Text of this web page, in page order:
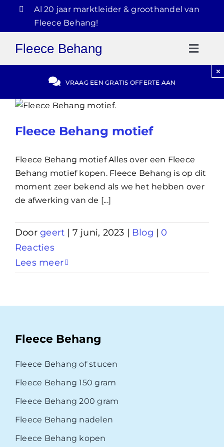
inhoud
Al 20 jaar marktleider & groothandel van
Fleece Behang!
Fleece Behang
Gratis Offerte
Blog
030-2072303
VRAAG EEN GRATIS OFFERTE AAN
×
Fleece Behang motief
Fleece Behang motief Alles over een Fleece
Behang motief kopen. Fleece Behang is op dit
moment zeer bekend als we het hebben over
de afwerking van de [...]
Doorgeert | 7 juni, 2023 | Blog | 0
Reacties
Lees meer
Fleece Behang
Fleece Behang of stucen
Fleece Behang 150 gram
Fleece Behang 200 gram
Fleece Behang nadelen
Fleece Behang kopen